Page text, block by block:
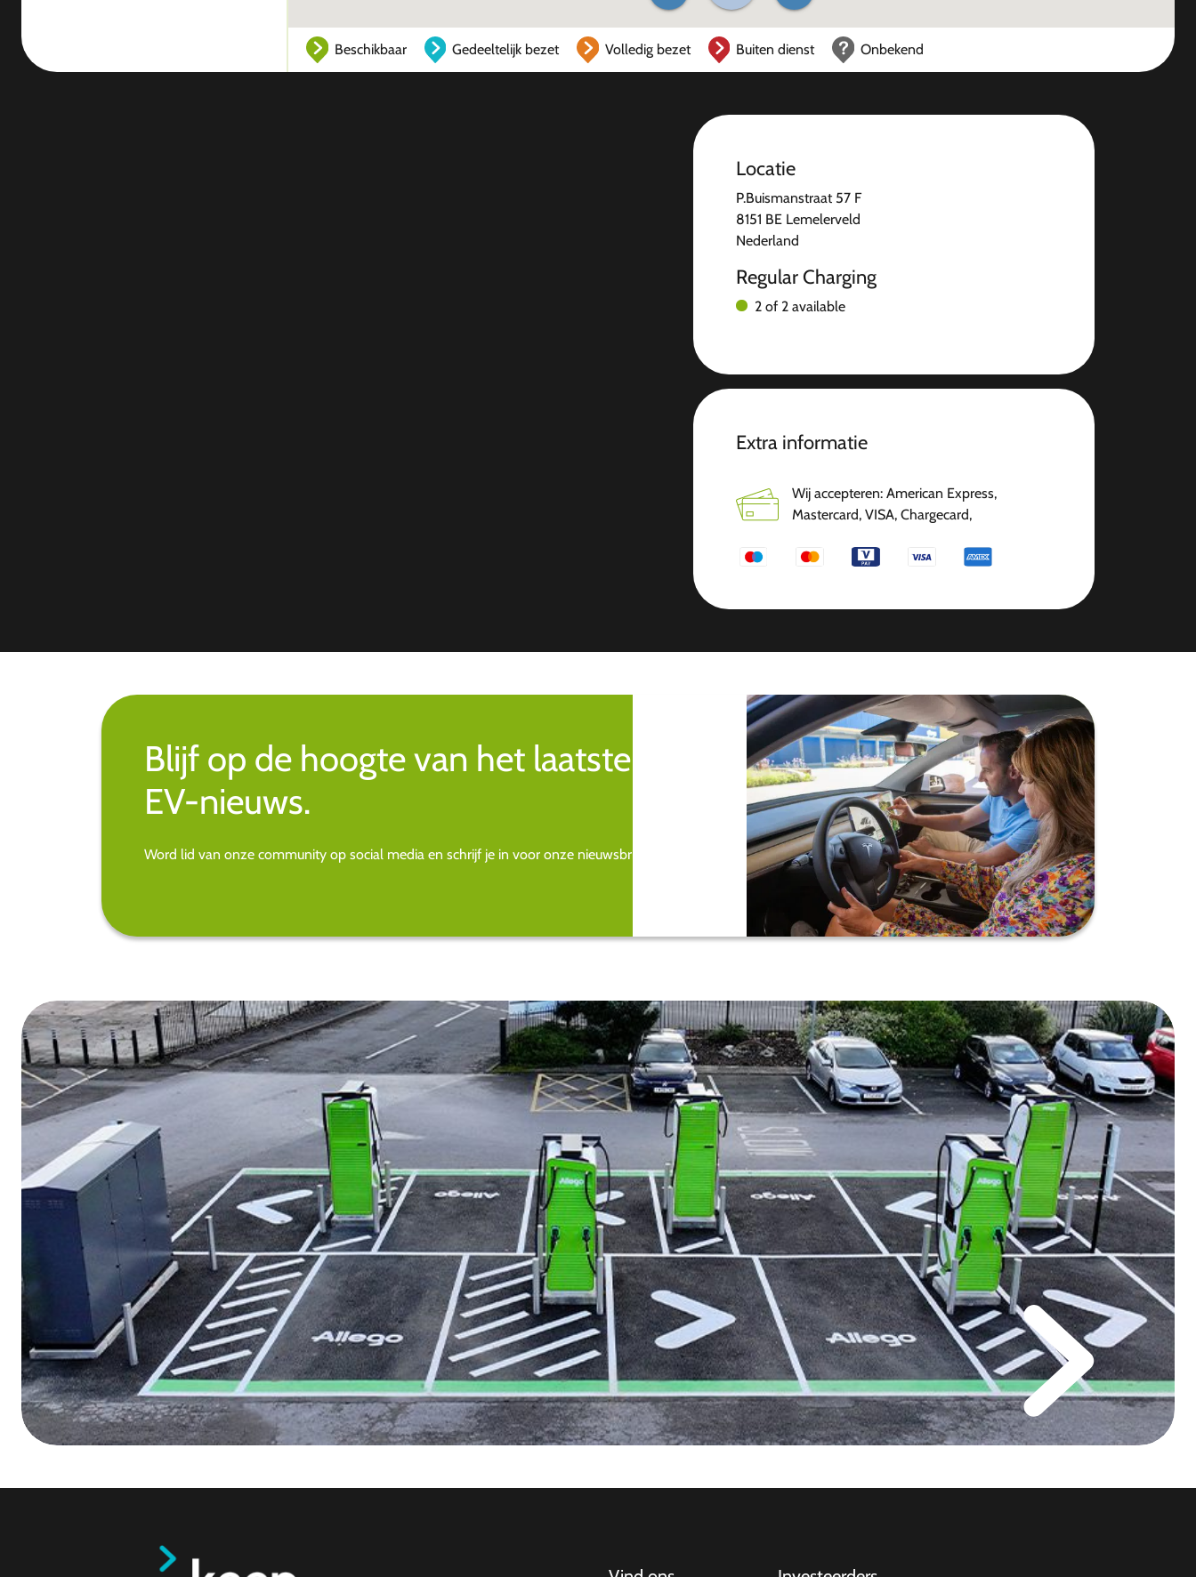
Beschikbaar Gedeeltelijk bezet Volledig bezet Buiten dienst Onbekend
Locatie
P.Buismanstraat 57 F
8151 BE Lemelerveld
Nederland
Regular Charging
2 of 2 available
Extra informatie
Wij accepteren: American Express,
Mastercard, VISA, Chargecard,
Blijf op de hoogte van het laatste
EV-nieuws.
Word lid van onze community op social media en schrijf je in voor onze nieuwsbrief.